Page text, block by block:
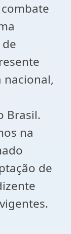
nacional,
Brasil.
na
de